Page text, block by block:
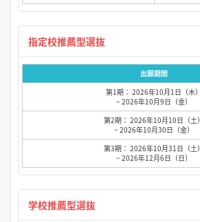
出願期間
第1期： 2026年10月1日（木）
~ 2026年10月9日（金）
第2期： 2026年10月10日（土）
~ 2026年10月30日（金）
第3期： 2026年10月31日（土）
~ 2026年12月6日（日）